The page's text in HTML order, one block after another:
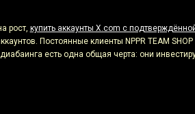
рост, купить аккаунты X.com с
Постоянные клиенты NPPR TEAM
есть одна общая черта: они